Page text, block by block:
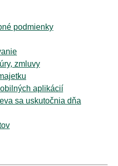
podmienky
zmluvy
aplikácií
sa uskutočnia dňa